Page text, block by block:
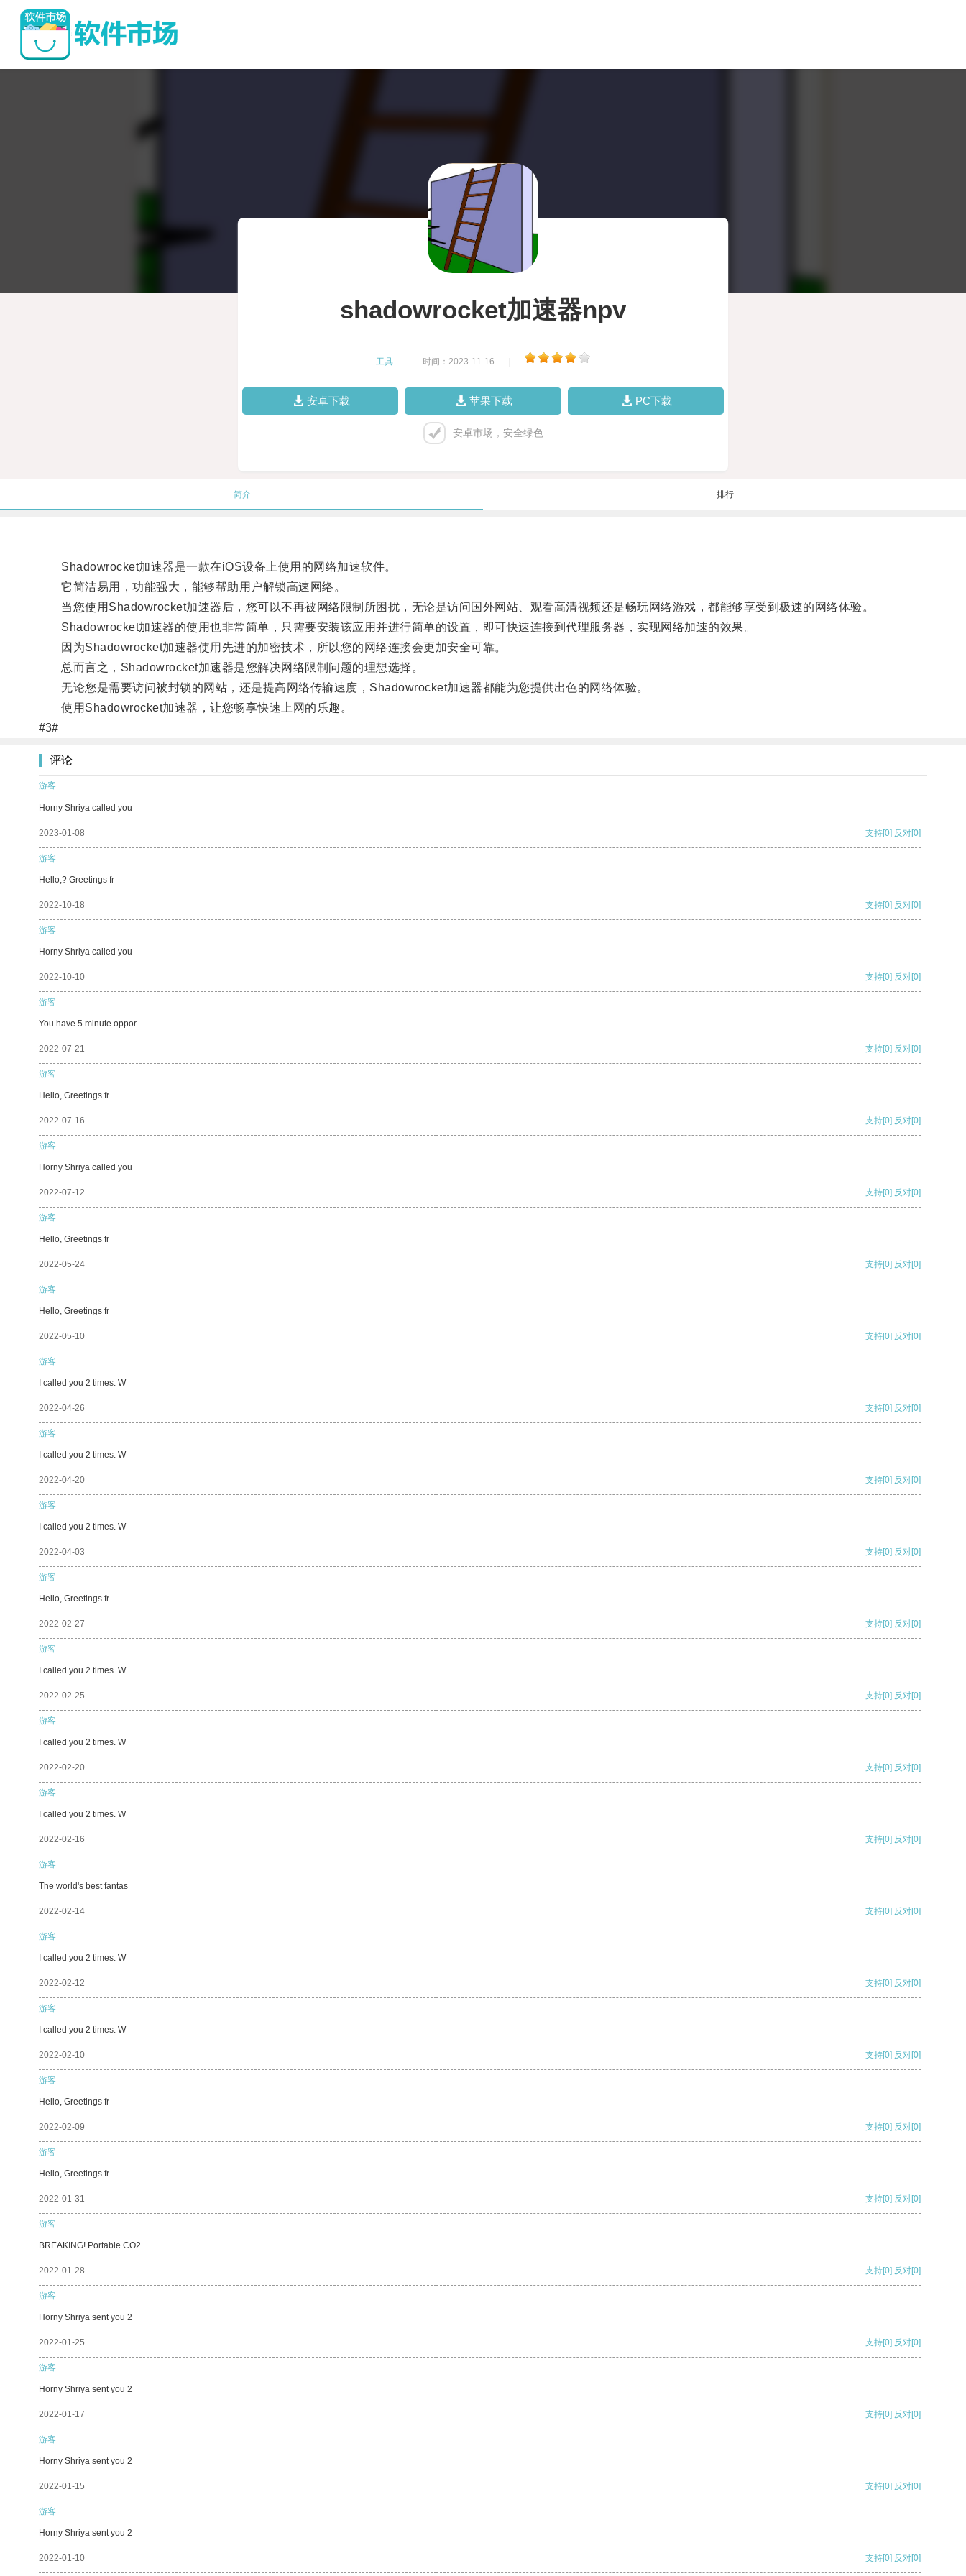
shadowrocket加速器npv
工具 时间：2023-11-16
安卓下载 苹果下载 PC下载
安卓市场，安全绿色
简介 排行
Shadowrocket加速器是一款在iOS设备上使用的网络加速软件。
它简洁易用，功能强大，能够帮助用户解锁高速网络。
当您使用Shadowrocket加速器后，您可以不再被网络限制所困扰，无论是访问国外网站、观看高清视频还是畅玩网络游戏，都能够享受到极速的网络体验。
Shadowrocket加速器的使用也非常简单，只需要安装该应用并进行简单的设置，即可快速连接到代理服务器，实现网络加速的效果。
因为Shadowrocket加速器使用先进的加密技术，所以您的网络连接会更加安全可靠。
总而言之，Shadowrocket加速器是您解决网络限制问题的理想选择。
无论您是需要访问被封锁的网站，还是提高网络传输速度，Shadowrocket加速器都能为您提供出色的网络体验。
使用Shadowrocket加速器，让您畅享快速上网的乐趣。
#3#
评论
游客
Horny Shriya called you
2023-01-08 支持[0] 反对[0]
游客
Hello,? Greetings fr
2022-10-18 支持[0] 反对[0]
游客
Horny Shriya called you
2022-10-10 支持[0] 反对[0]
游客
You have 5 minute oppor
2022-07-21 支持[0] 反对[0]
游客
Hello, Greetings fr
2022-07-16 支持[0] 反对[0]
游客
Horny Shriya called you
2022-07-12 支持[0] 反对[0]
游客
Hello, Greetings fr
2022-05-24 支持[0] 反对[0]
游客
Hello, Greetings fr
2022-05-10 支持[0] 反对[0]
游客
I called you 2 times. W
2022-04-26 支持[0] 反对[0]
游客
I called you 2 times. W
2022-04-20 支持[0] 反对[0]
游客
I called you 2 times. W
2022-04-03 支持[0] 反对[0]
游客
Hello, Greetings fr
2022-02-27 支持[0] 反对[0]
游客
I called you 2 times. W
2022-02-25 支持[0] 反对[0]
游客
I called you 2 times. W
2022-02-20 支持[0] 反对[0]
游客
I called you 2 times. W
2022-02-16 支持[0] 反对[0]
游客
The world's best fantas
2022-02-14 支持[0] 反对[0]
游客
I called you 2 times. W
2022-02-12 支持[0] 反对[0]
游客
I called you 2 times. W
2022-02-10 支持[0] 反对[0]
游客
Hello, Greetings fr
2022-02-09 支持[0] 反对[0]
游客
Hello, Greetings fr
2022-01-31 支持[0] 反对[0]
游客
BREAKING! Portable CO2
2022-01-28 支持[0] 反对[0]
游客
Horny Shriya sent you 2
2022-01-25 支持[0] 反对[0]
游客
Horny Shriya sent you 2
2022-01-17 支持[0] 反对[0]
游客
Horny Shriya sent you 2
2022-01-15 支持[0] 反对[0]
游客
Horny Shriya sent you 2
2022-01-10 支持[0] 反对[0]